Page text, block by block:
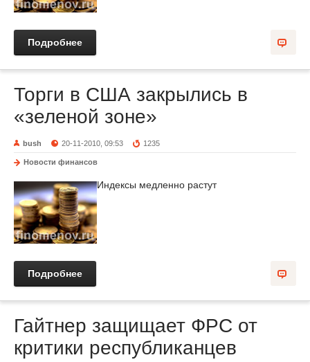
Подробнее
Торги в США закрылись в
«зеленой зоне»
bush 20-11-2010, 09:53 1235
Новости финансов
Индексы медленно растут
Подробнее
Гайтнер защищает ФРС от
критики республиканцев